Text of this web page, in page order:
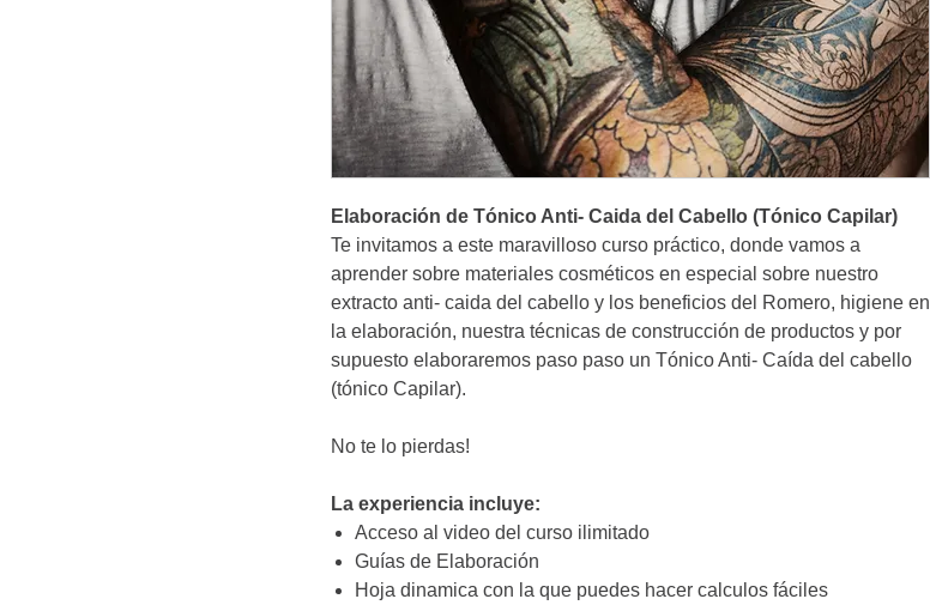
Elaboración de Tónico Anti- Caida del Cabello (Tónico Capilar)
Te invitamos a este maravilloso curso práctico, donde vamos a
aprender sobre materiales cosméticos en especial sobre nuestro
extracto anti- caida del cabello y los beneficios del Romero, higiene en
la elaboración, nuestra técnicas de construcción de productos y por
supuesto elaboraremos paso paso un Tónico Anti- Caída del cabello
(tónico Capilar).
No te lo pierdas!
La experiencia incluye:
Acceso al video del curso ilimitado
Guías de Elaboración
Hoja dinamica con la que puedes hacer calculos fáciles